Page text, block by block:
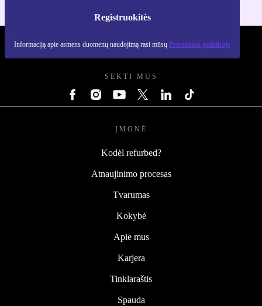
Registruokitės
Informaciją apie asmens duomenų naudojimą rasi mūsų Privatumo politikoje
REFURBED LIETUVA - RETHINK NEW.
SEKTI MUS
ĮMONĖ
Kodėl refurbed?
Atnaujinimo procesas
Tvarumas
Kokybė
Apie mus
Karjera
Tinklaraštis
Spauda